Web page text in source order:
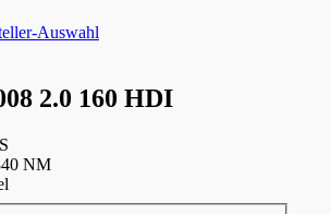
Auswahl
2.0 160 HDI
NM